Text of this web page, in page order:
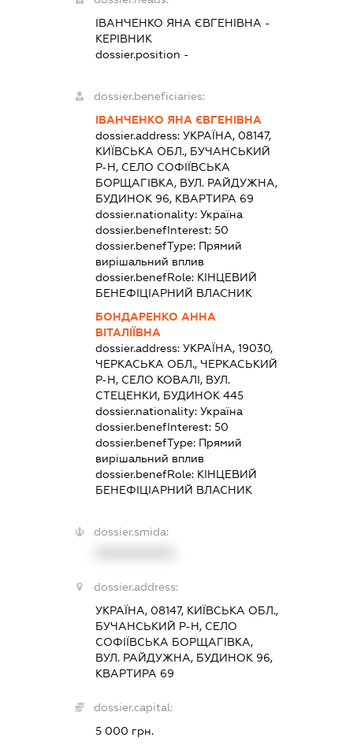
ІВАНЧЕНКО ЯНА ЄВГЕНІВНА -
КЕРІВНИК
dossier.position -
dossier.beneficiaries:
ІВАНЧЕНКО ЯНА ЄВГЕНІВНА
dossier.address: УКРАЇНА, 08147,
КИЇВСЬКА ОБЛ., БУЧАНСЬКИЙ
Р-Н, СЕЛО СОФІЇВСЬКА
БОРЩАГІВКА, ВУЛ. РАЙДУЖНА,
БУДИНОК 96, КВАРТИРА 69
dossier.nationality: Україна
dossier.benefInterest: 50
dossier.benefType: Прямий
вирішальний вплив
dossier.benefRole: КІНЦЕВИЙ
БЕНЕФІЦІАРНИЙ ВЛАСНИК
БОНДАРЕНКО АННА
ВІТАЛІЇВНА
dossier.address: УКРАЇНА, 19030,
ЧЕРКАСЬКА ОБЛ., ЧЕРКАСЬКИЙ
Р-Н, СЕЛО КОВАЛІ, ВУЛ.
СТЕЦЕНКИ, БУДИНОК 445
dossier.nationality: Україна
dossier.benefInterest: 50
dossier.benefType: Прямий
вирішальний вплив
dossier.benefRole: КІНЦЕВИЙ
БЕНЕФІЦІАРНИЙ ВЛАСНИК
dossier.smida:
dossier.address:
УКРАЇНА, 08147, КИЇВСЬКА ОБЛ.,
БУЧАНСЬКИЙ Р-Н, СЕЛО
СОФІЇВСЬКА БОРЩАГІВКА,
ВУЛ. РАЙДУЖНА, БУДИНОК 96,
КВАРТИРА 69
dossier.capital:
5 000 грн.